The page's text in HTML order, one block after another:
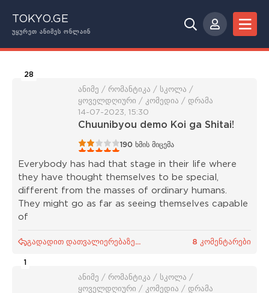
TOKYO.GE
ᲣᲧᲣᲠᲔᲗ ᲐᲜᲘᲛᲔᲡ ᲝᲜᲚᲐᲘᲜ
28
ანიმე / რომანტიკა / სკოლა /
ყოველდღიური / კომედია / დრამა
14-07-2023, 15:30
Chuunibyou demo Koi ga Shitai!
190 ხმის მიცემა
Everybody has had that stage in their life where
they have thought themselves to be special,
different from the masses of ordinary humans.
They might go as far as seeing themselves capable
of
გადადით დათვალიერებაზე... 8 კომენტარები
1
ანიმე / რომანტიკა / სკოლა /
ყოველდღიური / კომედია / დრამა